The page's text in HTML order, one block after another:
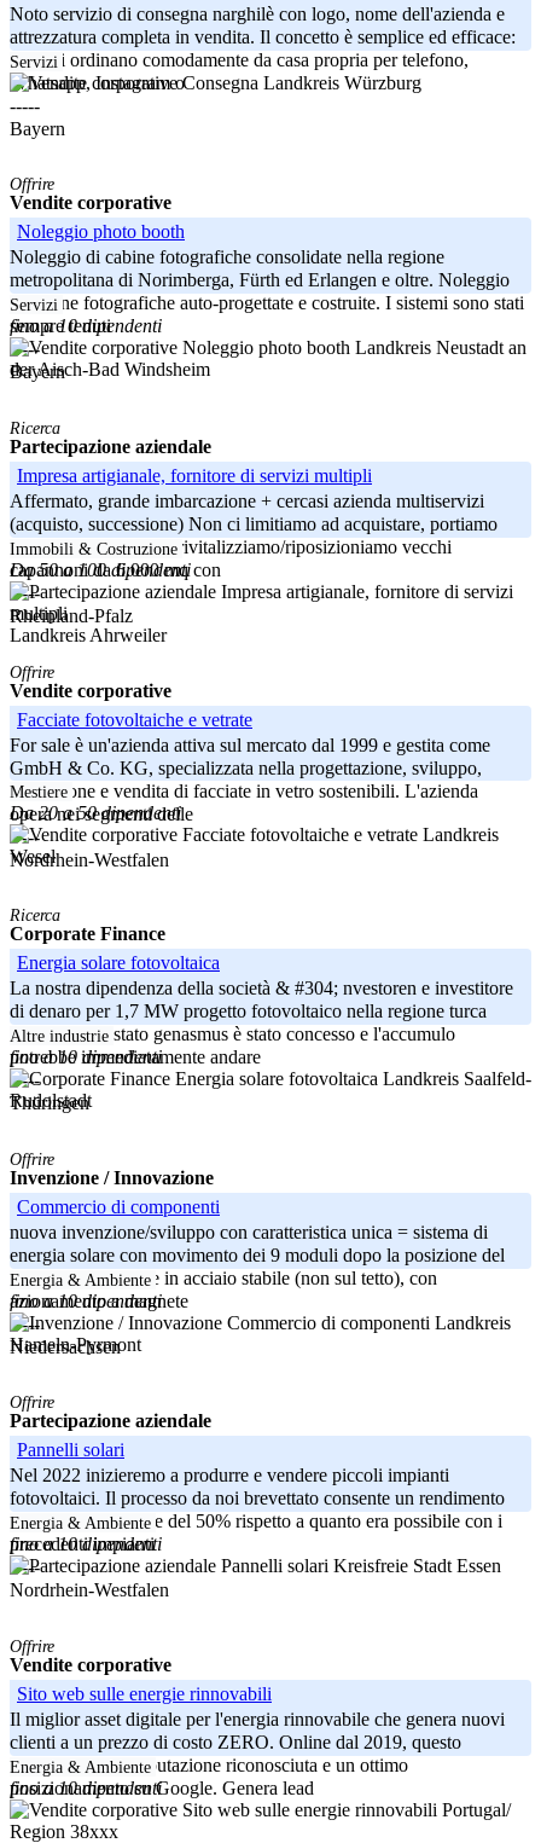
Noto servizio di consegna narghilè con logo, nome dell'azienda e
attrezzatura completa in vendita. Il concetto è semplice ed efficace:
i clienti ordinano comodamente da casa propria per telefono,
Whatsapp, Instagram o
-----
Bayern
Servizi
Landkreis Würzburg
Offrire
Vendite corporative
Noleggio photo booth
Noleggio di cabine fotografiche consolidate nella regione
metropolitana di Norimberga, Fürth ed Erlangen e oltre. Noleggio
di cabine fotografiche auto-progettate e costruite. I sistemi sono stati
sempre tenuti
-----
Bayern
Servizi
fino a 10 dipendenti
Landkreis Neustadt an
der Aisch-Bad Windsheim
Ricerca
Partecipazione aziendale
Impresa artigianale, fornitore di servizi multipli
Affermato, grande imbarcazione + cercasi azienda multiservizi
(acquisto, successione) Non ci limitiamo ad acquistare, portiamo
con noi molto lavoro: rivitalizziamo/riposizioniamo vecchi
capannoni da 6.000 mq con
-----
Rheinland-Pfalz
Immobili & Costruzione
Da 50 a 100 dipendenti
Landkreis Ahrweiler
Offrire
Vendite corporative
Facciate fotovoltaiche e vetrate
For sale è un'azienda attiva sul mercato dal 1999 e gestita come
GmbH & Co. KG, specializzata nella progettazione, sviluppo,
produzione e vendita di facciate in vetro sostenibili. L'azienda
opera nei segmenti delle
-----
Nordrhein-Westfalen
Mestiere
Da 20 a 50 dipendenti
Landkreis
Wesel
Ricerca
Corporate Finance
Energia solare fotovoltaica
La nostra dipendenza della società & #304; nvestoren e investitore
di denaro per 1,7 MW progetto fotovoltaico nella regione turca
Antlaya tutto stato genasmus è stato concesso e l'accumulo
potrebbe immediatamente andare
-----
Thüringen
Altre industrie
fino a 10 dipendenti
Landkreis Saalfeld-
Rudolstadt
Offrire
Invenzione / Innovazione
Commercio di componenti
nuova invenzione/sviluppo con caratteristica unica = sistema di
energia solare con movimento dei 9 moduli dopo la posizione del
sole, su impalcature in acciaio stabile (non sul tetto), con
azionamento a magnete
-----
Niedersachsen
Energia & Ambiente
fino a 10 dipendenti
Landkreis
Hameln-Pyrmont
Offrire
Partecipazione aziendale
Pannelli solari
Nel 2022 inizieremo a produrre e vendere piccoli impianti
fotovoltaici. Il processo da noi brevettato consente un rendimento
energetico superiore del 50% rispetto a quanto era possibile con i
precedenti impianti
-----
Nordrhein-Westfalen
Energia & Ambiente
fino a 10 dipendenti
Kreisfreie Stadt Essen
Offrire
Vendite corporative
Sito web sulle energie rinnovabili
Il miglior asset digitale per l'energia rinnovabile che genera nuovi
clienti a un prezzo di costo ZERO. Online dal 2019, questo
dominio ha una reputazione riconosciuta e un ottimo
posizionamento su Google. Genera lead
Energia & Ambiente
fino a 10 dipendenti
Portugal/
Region 38xxx